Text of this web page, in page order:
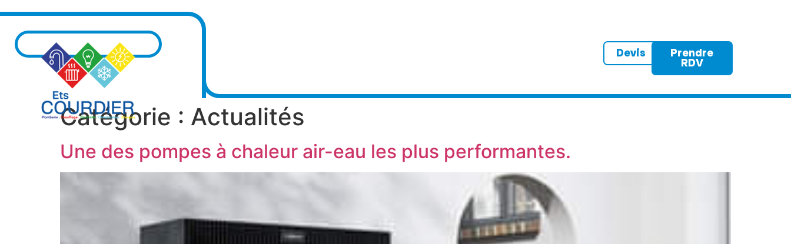
Devis Prendre
RDV
Catégorie : Actualités
Une des pompes à chaleur air-eau les plus performantes.